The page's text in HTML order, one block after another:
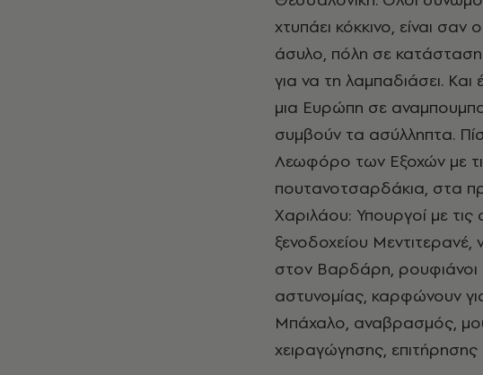
χτυπάει κόκκινο, είναι
άσυλο, πόλη σε κατάσταση
για να τη λαμπαδιάσει.
μια Ευρώπη σε
συμβούν τα ασύλληπτα.
Λεωφόρο των Εξοχών με
πουτανοτσαρδάκια, στα
Χαριλάου: Υπουργοί με τις
ξενοδοχείου
στον Βαρδάρη,
αστυνομίας, καρφώνουν
Μπάχαλο, αναβρασμός,
χειραγώγησης, επιτήρησης